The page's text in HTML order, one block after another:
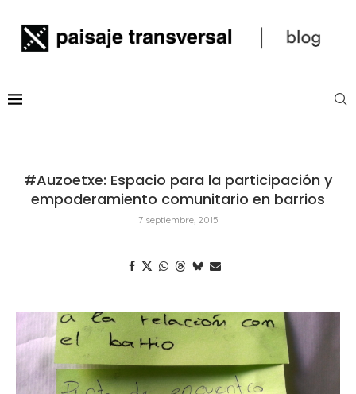
#Auzoetxe: Espacio para la participación y
empoderamiento comunitario en barrios
7 septiembre, 2015